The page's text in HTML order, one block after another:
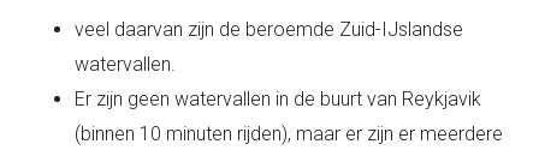
veel daarvan zijn de beroemde Zuid-IJslandse
watervallen.
Er zijn geen watervallen in de buurt van Reykjavik
(binnen 10 minuten rijden), maar er zijn er meerdere